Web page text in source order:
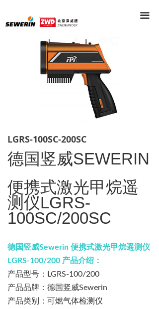
끀
LGRS-100SC-200SC
德国竖威SEWERIN
便携式激光甲烷遥
测仪LGRS-
100SC/200SC
德国竖威Sewerin 便携式激光甲烷遥测仪
LGRS-100/200 产品介绍：
产品型号：
LGRS-100/200
产品品牌： 德国竖威Sewerin
产品类别：可燃气体检测仪